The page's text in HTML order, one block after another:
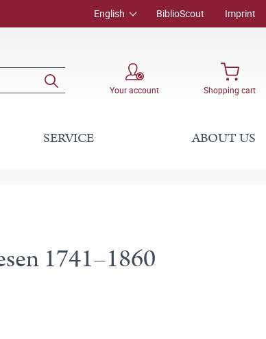
English BiblioScout Imprint
Your account Shopping cart
SERVICE ABOUT US
1741–1860